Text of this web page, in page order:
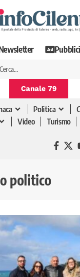
Canale 79
Politica
Video Turismo
politico